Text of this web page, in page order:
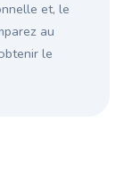
et, le
au
le